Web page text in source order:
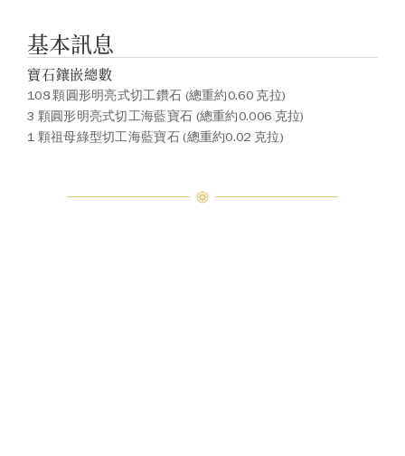
基本訊息
寶石鑲嵌總數
108 顆圓形明亮式切工鑽石 (總重約0.60 克拉)
3 顆圓形明亮式切工海藍寶石 (總重約0.006 克拉)
1 顆祖母綠型切工海藍寶石 (總重約0.02 克拉)